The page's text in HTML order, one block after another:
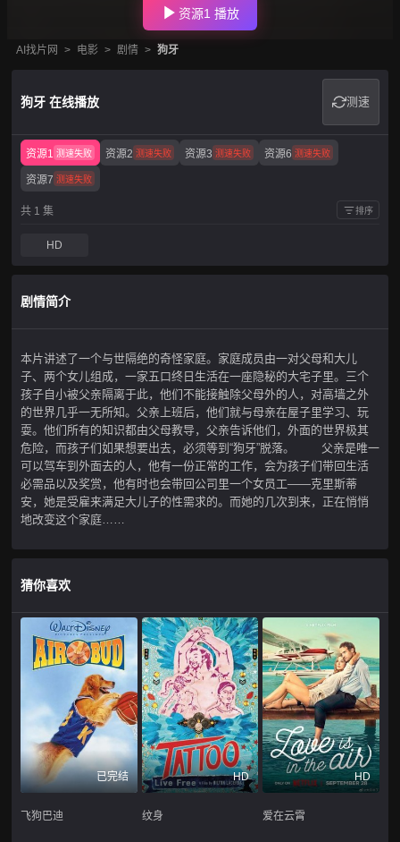
资源1 播放
AI找片网 > 电影 > 剧情 > 狗牙
狗牙 在线播放 测速
资源1 测速失败 资源2 测速失败 资源3 测速失败 资源6 测速失败
资源7 测速失败
共 1 集 排序
HD
剧情简介
本片讲述了一个与世隔绝的奇怪家庭。家庭成员由一对父母和大儿
子、两个女儿组成，一家五口终日生活在一座隐秘的大宅子里。三个
孩子自小被父亲隔离于此，他们不能接触除父母外的人，对高墙之外
的世界几乎一无所知。父亲上班后，他们就与母亲在屋子里学习、玩
耍。他们所有的知识都由父母教导，父亲告诉他们，外面的世界极其
危险，而孩子们如果想要出去，必须等到“狗牙”脱落。 父亲是唯一
可以驾车到外面去的人，他有一份正常的工作，会为孩子们带回生活
必需品以及奖赏，他有时也会带回公司里一个女员工——克里斯蒂
安，她是受雇来满足大儿子的性需求的。而她的几次到来，正在悄悄
地改变这个家庭……
猜你喜欢
已完结
飞狗巴迪
HD
纹身
HD
爱在云霄